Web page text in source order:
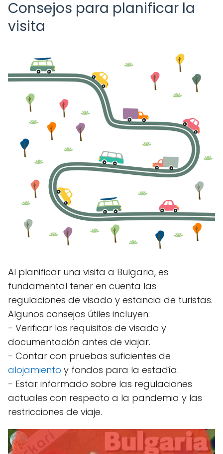
Consejos para planificar la
visita
Al planificar una visita a Bulgaria, es
fundamental tener en cuenta las
regulaciones de visado y estancia de turistas.
Algunos consejos útiles incluyen:
- Verificar los requisitos de visado y
documentación antes de viajar.
- Contar con pruebas suficientes de
alojamiento y fondos para la estadía.
- Estar informado sobre las regulaciones
actuales con respecto a la pandemia y las
restricciones de viaje.